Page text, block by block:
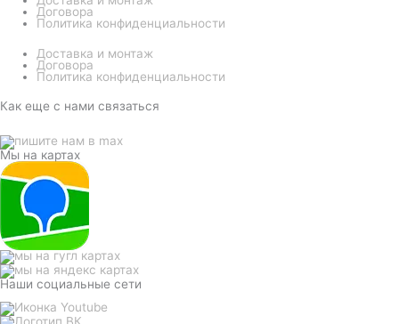
Договора
Политика конфиденциальности
Доставка и монтаж
Договора
Политика конфиденциальности
Как еще с нами связаться
Мы на картах
Наши социальные сети